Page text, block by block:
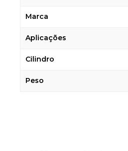
Marca
Aplicações
Cilindro
Peso